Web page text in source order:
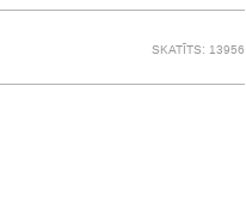
SKATĪTS: 13956